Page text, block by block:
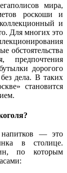
мира,
роскоши и
и
Для многих это
обстоятельства
предпочтения
дорогого
дела. В таких
становится
напитков — это
в столице.
по которым